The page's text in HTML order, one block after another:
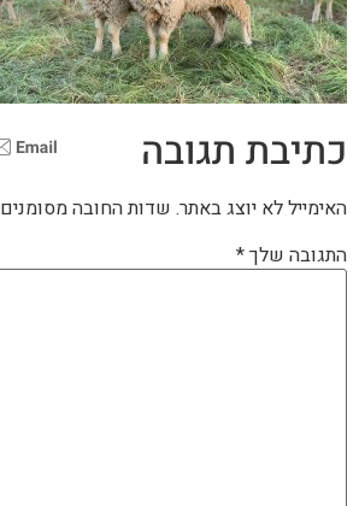
כתיבת תגובה
האימייל לא יוצג באתר. שדות החובה מסומנים
התגובה שלך*